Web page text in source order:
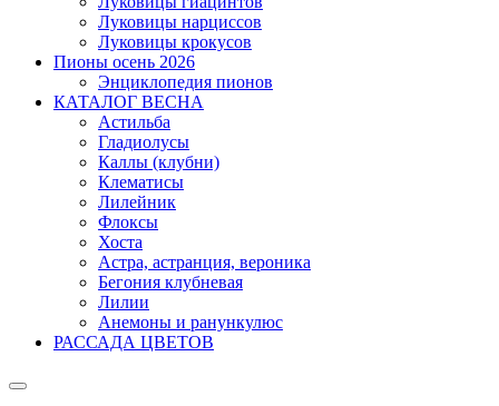
Луковицы нарциссов
Луковицы крокусов
Пионы осень 2026
Энциклопедия пионов
КАТАЛОГ ВЕСНА
Астильба
Гладиолусы
Каллы (клубни)
Клематисы
Лилейник
Флоксы
Хоста
Астра, астранция, вероника
Бегония клубневая
Лилии
Анемоны и ранункулюс
РАССАДА ЦВЕТОВ